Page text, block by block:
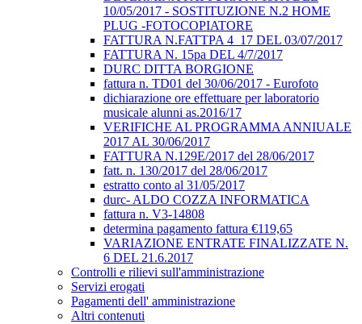
10/05/2017 - SOSTITUZIONE N.2 HOME
PLUG -FOTOCOPIATORE
FATTURA N.FATTPA 4_17 DEL 03/07/2017
FATTURA N. 15pa DEL 4/7/2017
DURC DITTA BORGIONE
fattura n. TD01 del 30/06/2017 - Eurofoto
dichiarazione ore effettuare per laboratorio
musicale alunni as.2016/17
VERIFICHE AL PROGRAMMA ANNIUALE
2017 AL 30/06/2017
FATTURA N.129E/2017 del 28/06/2017
fatt. n. 130/2017 del 28/06/2017
estratto conto al 31/05/2017
durc- ALDO COZZA INFORMATICA
fattura n. V3-14808
determina pagamento fattura €119,65
VARIAZIONE ENTRATE FINALIZZATE N.
6 DEL 21.6.2017
Controlli e rilievi sull'amministrazione
Servizi erogati
Pagamenti dell' amministrazione
Altri contenuti